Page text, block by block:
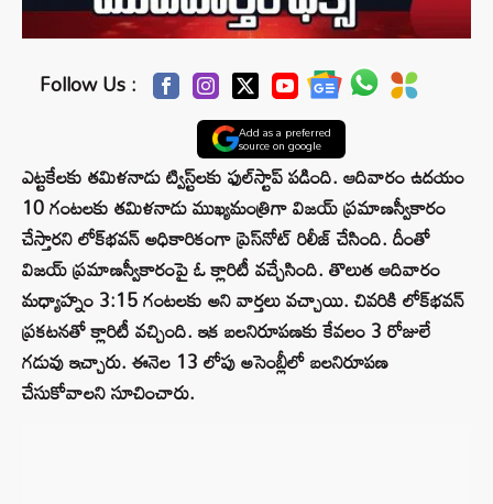
Follow Us :
Add as a preferred
source on google
ఎట్టకేలకు తమిళనాడు ట్విస్ట్‌లకు ఫుల్‌స్టాప్ పడింది. ఆదివారం ఉదయం
10 గంటలకు తమిళనాడు ముఖ్యమంత్రిగా విజయ్ ప్రమాణస్వీకారం
చేస్తారని లోక్‌భవన్ అధికారికంగా ప్రెస్‌నోట్ రిలీజ్ చేసింది. దీంతో
విజయ్ ప్రమాణస్వీకారంపై ఓ క్లారిటీ వచ్చేసింది. తొలుత ఆదివారం
మధ్యాహ్నం 3:15 గంటలకు అని వార్తలు వచ్చాయి. చివరికి లోక్‌భవన్
ప్రకటనతో క్లారిటీ వచ్చింది. ఇక బలనిరూపణకు కేవలం 3 రోజులే
గడువు ఇచ్చారు. ఈనెల 13 లోపు అసెంబ్లీలో బలనిరూపణ
చేసుకోవాలని సూచించారు.